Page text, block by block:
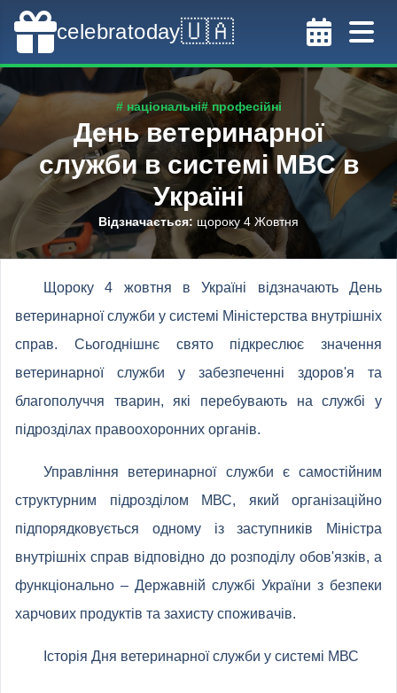
celebratoday🇺🇦
# національні# професійні
День ветеринарної
служби в системі МВС в
Україні
Відзначається: щороку 4 Жовтня
Щороку 4 жовтня в Україні відзначають День
ветеринарної служби у системі Міністерства внутрішніх
справ. Сьогоднішнє свято підкреслює значення
ветеринарної служби у забезпеченні здоров'я та
благополуччя тварин, які перебувають на службі у
підрозділах правоохоронних органів.
Управління ветеринарної служби є самостійним
структурним підрозділом МВС, який організаційно
підпорядковується одному із заступників Міністра
внутрішніх справ відповідно до розподілу обов'язків, а
функціонально – Державній службі України з безпеки
харчових продуктів та захисту споживачів.
Історія Дня ветеринарної служби у системі МВС